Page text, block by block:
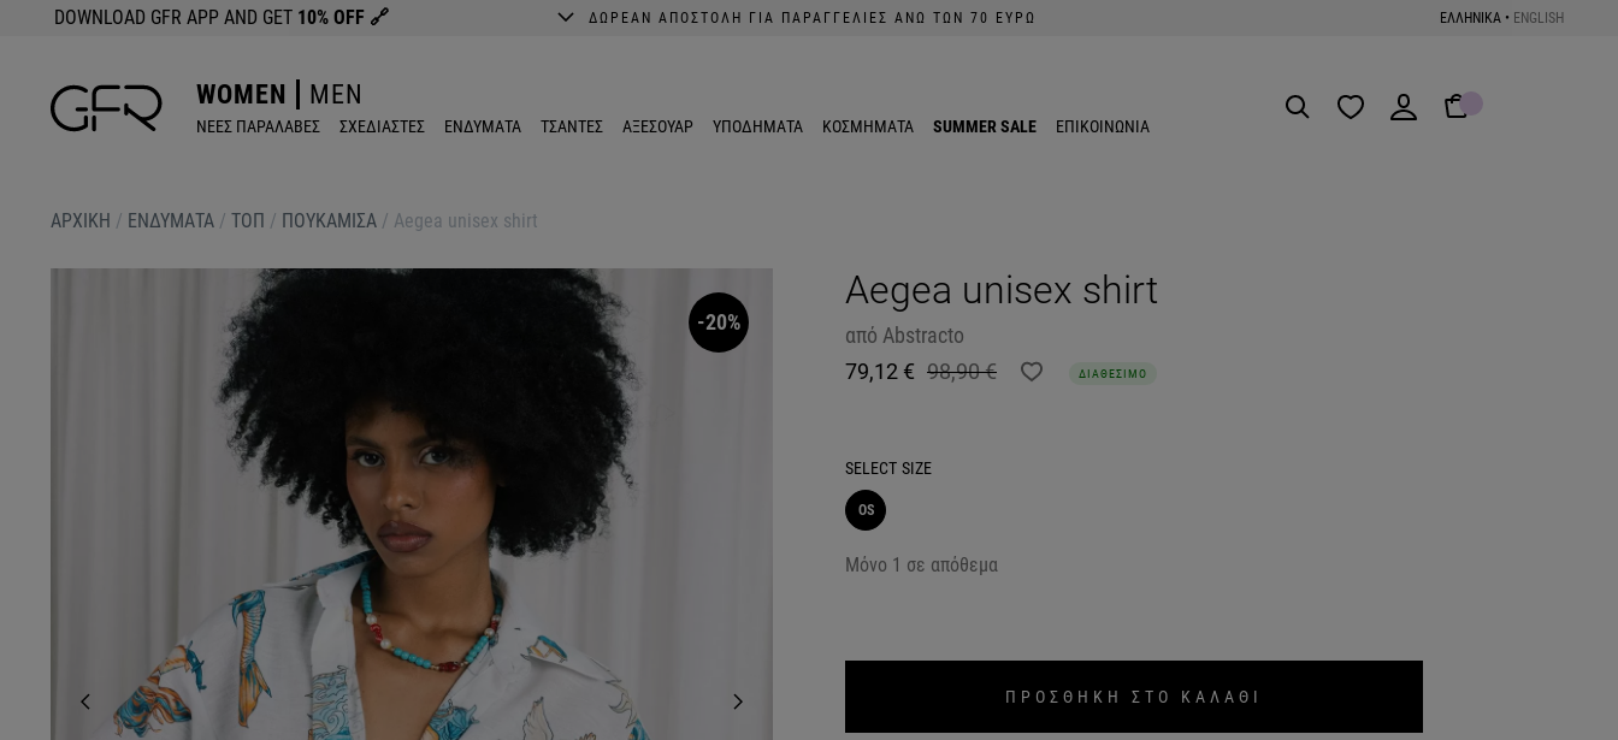
DOWNLOAD GFR APP AND GET 10% OFF 🔗 ΔΩΡΕΑΝ ΑΠΟΣΤΟΛΗ ΓΙΑ ΠΑΡΑΓΓΕΛΙΕΣ ΑΝΩ ΤΩΝ 70 ΕΥΡΩ ΕΛΛΗΝΙΚΑ • ENGLISH
WOMEN MEN
ΝΕΕΣ ΠΑΡΑΛΑΒΕΣ ΣΧΕΔΙΑΣΤΕΣ ΕΝΔΥΜΑΤΑ ΤΣΑΝΤΕΣ ΑΞΕΣΟΥΑΡ ΥΠΟΔΗΜΑΤΑ ΚΟΣΜΗΜΑΤΑ SUMMER SALE ΕΠΙΚΟΙΝΩΝΙΑ
ΑΡΧΙΚΉ / ΕΝΔΥΜΑΤΑ / ΤΟΠ / ΠΟΥΚΑΜΙΣΑ / Aegea unisex shirt
-20%
Aegea unisex shirt
από Abstracto
79,12 € 98,90 € ΔΙΑΘΕΣΙΜΟ
SELECT SIZE
OS
Μόνο 1 σε απόθεμα
ΠΡΟΣΘΗΚΗ ΣΤΟ ΚΑΛΑΘΙ